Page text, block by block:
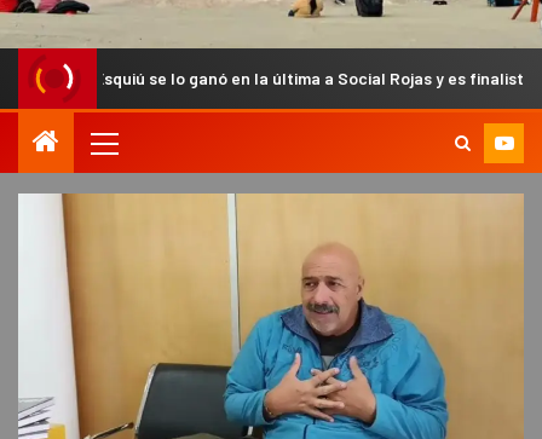
se lo ganó en la última a Social Rojas y es finalista del Anual